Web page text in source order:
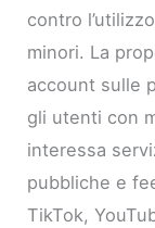
contro
minori. La
account sulle
gli utenti con
interessa
pubbliche e
TikTok,